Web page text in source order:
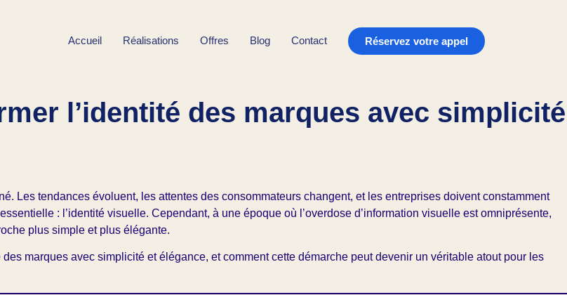
Accueil Réalisations Offres Blog Contact Réservez votre appel
l’identité des marques avec simplicité
Les tendances évoluent, les attentes des consommateurs changent, et les entreprises doivent constamment
: l’identité visuelle. Cependant, à une époque où l’overdose d’information visuelle est omniprésente,
plus simple et plus élégante.
marques avec simplicité et élégance, et comment cette démarche peut devenir un véritable atout pour les